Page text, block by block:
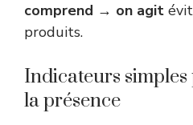
comprend → on agit
produits.
Indicateurs
la présence